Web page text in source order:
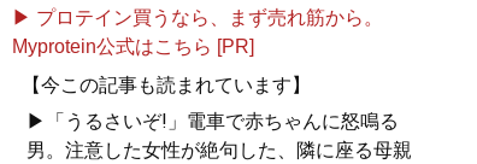
▶ プロテイン買うなら、まず売れ筋から。
Myprotein公式はこちら [PR]
【今この記事も読まれています】
▶「うるさいぞ!」電車で赤ちゃんに怒鳴る
男。注意した女性が絶句した、隣に座る母親